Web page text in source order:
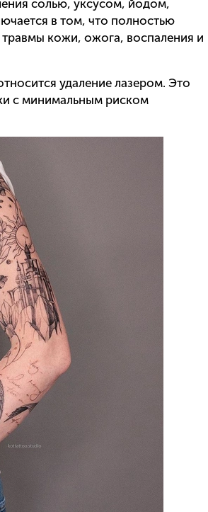
солью, уксусом, йодом,
в том, что полностью
кожи, ожога, воспаления и
удаление лазером. Это
с минимальным риском